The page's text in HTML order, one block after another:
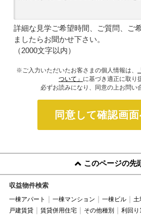
詳細な見学ご希望時間、ご質問、ご
ましたらお聞かせ下さい。
（2000文字以内）
※ご入力いただいたお客さまの個人情報は、
ついて」 に基づき適正に取り
必ずお読みになり、同意の上お問い
同意して確認画
このページの先
収益物件検索
一棟アパート 一棟マンション 一棟ビル 土
戸建賃貸
賃貸併用住宅 その他種別 利回り